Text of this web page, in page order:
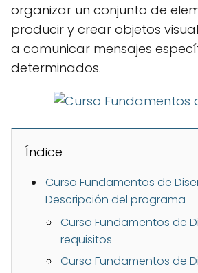
organizar un conjunto de
producir y crear objetos
a comunicar mensajes
determinados.
Índice
Curso Fundamentos de
Descripción del programa
Curso Fundamentos de
requisitos
Curso Fundamentos de